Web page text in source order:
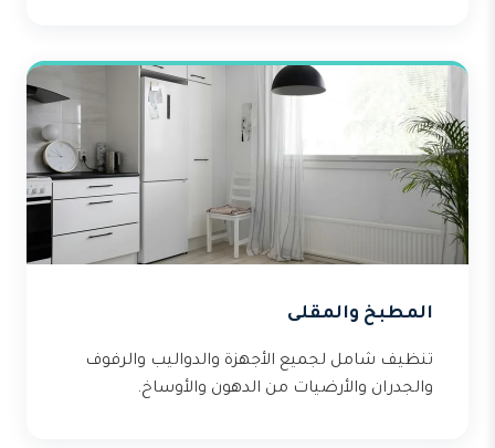
المطبخ والمقلى
تنظيف شامل لجميع الأجهزة والدواليب والرفوف
والجدران والأرضيات من الدهون والأوساخ.